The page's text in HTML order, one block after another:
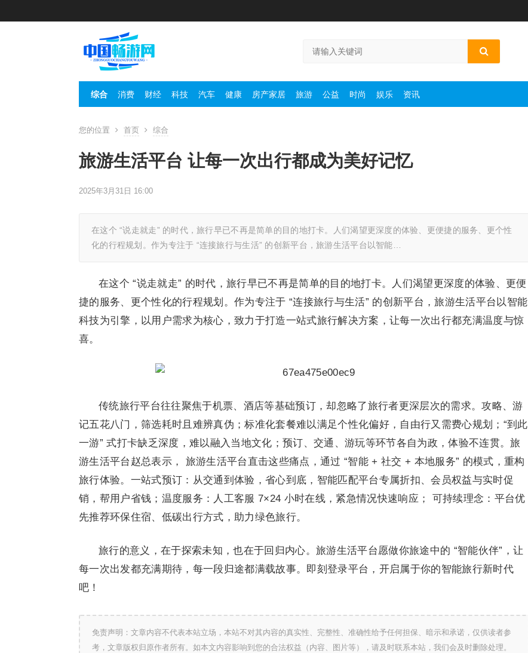
综合 消费 财经 科技 汽车 健康 房产家居 旅游 公益 时尚 娱乐 资讯
您的位置 首页 综合
旅游生活平台 让每一次出行都成为美好记忆
2025年3月31日 16:00
在这个 “说走就走” 的时代，旅行早已不再是简单的目的地打卡。人们渴望更深度的体验、更便捷的服务、更个性
化的行程规划。作为专注于 “连接旅行与生活” 的创新平台，旅游生活平台以智能…
在这个 “说走就走” 的时代，旅行早已不再是简单的目的地打卡。人们渴望更深度的体验、更便
捷的服务、更个性化的行程规划。作为专注于 “连接旅行与生活” 的创新平台，旅游生活平台以智能
科技为引擎，以用户需求为核心，致力于打造一站式旅行解决方案，让每一次出行都充满温度与惊
喜。
传统旅行平台往往聚焦于机票、酒店等基础预订，却忽略了旅行者更深层次的需求。攻略、游
记五花八门，筛选耗时且难辨真伪；标准化套餐难以满足个性化偏好，自由行又需费心规划；“到此
一游” 式打卡缺乏深度，难以融入当地文化；预订、交通、游玩等环节各自为政，体验不连贯。旅
游生活平台赵总表示， 旅游生活平台直击这些痛点，通过 “智能 + 社交 + 本地服务” 的模式，重构
旅行体验。一站式预订：从交通到体验，省心到底，智能匹配平台专属折扣、会员权益与实时促
销，帮用户省钱；温度服务：人工客服 7×24 小时在线，紧急情况快速响应； 可持续理念：平台优
先推荐环保住宿、低碳出行方式，助力绿色旅行。
旅行的意义，在于探索未知，也在于回归内心。旅游生活平台愿做你旅途中的 “智能伙伴”，让
每一次出发都充满期待，每一段归途都满载故事。即刻登录平台，开启属于你的智能旅行新时代
吧！
免责声明：文章内容不代表本站立场，本站不对其内容的真实性、完整性、准确性给予任何担保、暗示和承诺，仅供读者参
考，文章版权归原作者所有。如本文内容影响到您的合法权益（内容、图片等），请及时联系本站，我们会及时删除处理。